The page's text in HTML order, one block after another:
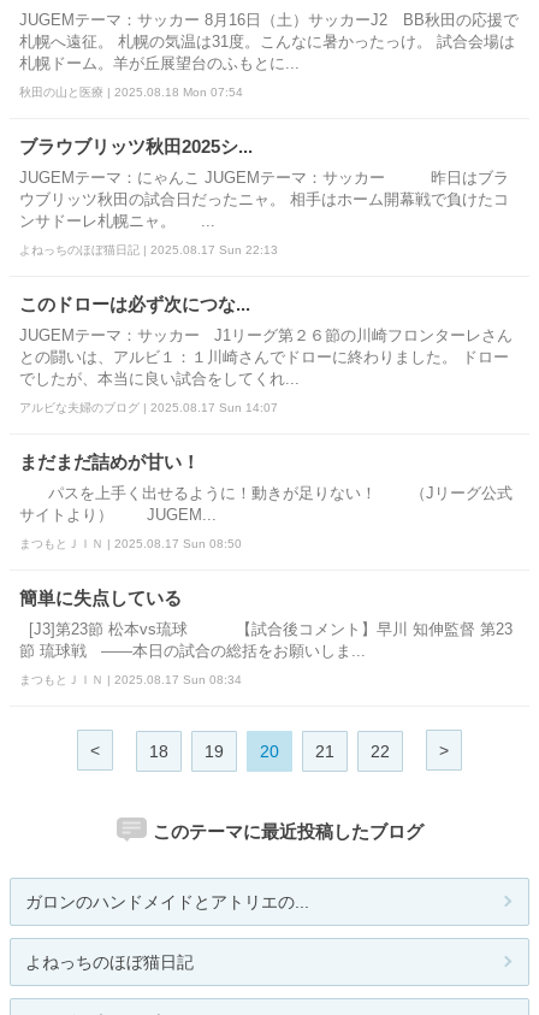
JUGEMテーマ：サッカー 8月16日（土）サッカーJ2 BB秋田の応援で
札幌へ遠征。 札幌の気温は31度。こんなに暑かったっけ。 試合会場は
札幌ドーム。羊が丘展望台のふもとに...
秋田の山と医療 | 2025.08.18 Mon 07:54
ブラウブリッツ秋田2025シ...
JUGEMテーマ：にゃんこ JUGEMテーマ：サッカー 昨日はブラ
ウブリッツ秋田の試合日だったニャ。 相手はホーム開幕戦で負けたコ
ンサドーレ札幌ニャ。 ...
よねっちのほぼ猫日記 | 2025.08.17 Sun 22:13
このドローは必ず次につな...
JUGEMテーマ：サッカー J1リーグ第２６節の川崎フロンターレさん
との闘いは、アルビ１：１川崎さんでドローに終わりました。 ドロー
でしたが、本当に良い試合をしてくれ...
アルビな夫婦のブログ | 2025.08.17 Sun 14:07
まだまだ詰めが甘い！
パスを上手く出せるように！動きが足りない！ （Jリーグ公式
サイトより） JUGEM...
まつもとＪＩＮ | 2025.08.17 Sun 08:50
簡単に失点している
[J3]第23節 松本vs琉球 【試合後コメント】早川 知伸監督 第23
節 琉球戦 ――本日の試合の総括をお願いしま...
まつもとＪＩＮ | 2025.08.17 Sun 08:34
< 18 19 20 21 22 >
このテーマに最近投稿したブログ
ガロンのハンドメイドとアトリエの...
よねっちのほぼ猫日記